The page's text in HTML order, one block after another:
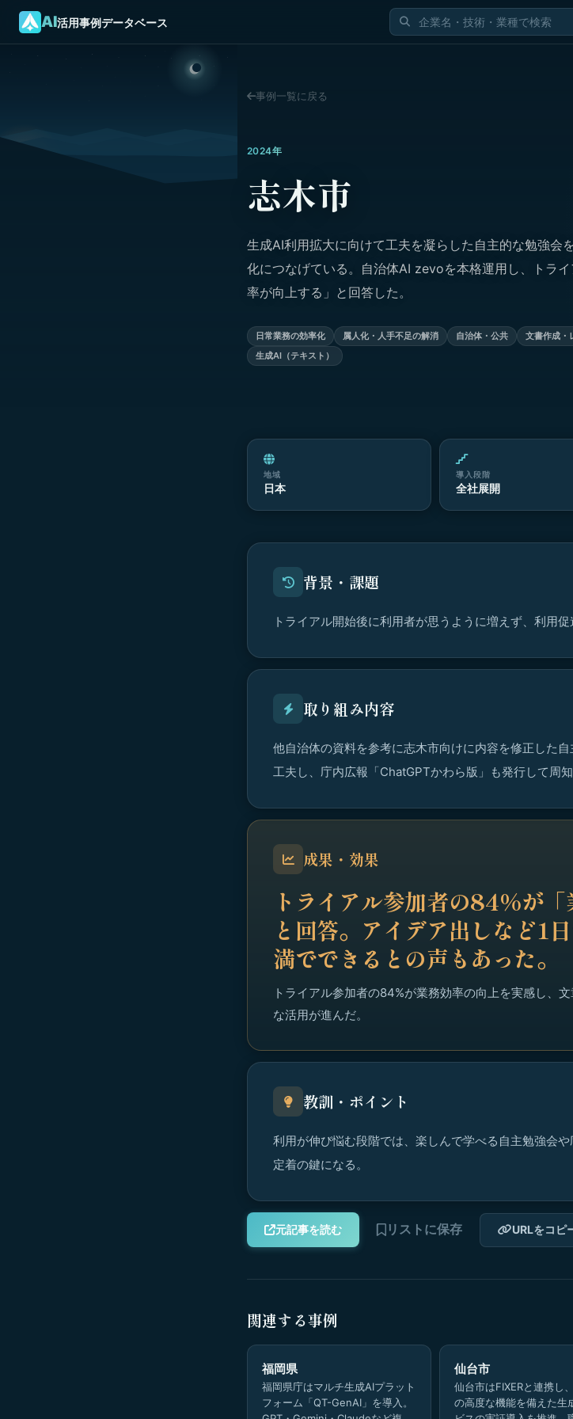
AI活用事例データベース
事例一覧に戻る
2024年
志木市
生成AI利用拡大に向けて工夫を凝らした自主的な勉強会
化につなげている。自治体AI zevoを本格運用し、トラ
率が向上する」と回答した。
日常業務の効率化 属人化・人手不足の解消 自治体・公共 文書作成・
生成AI（テキスト）
地域
日本
導入段階
全社展開
背景・課題
トライアル開始後に利用者が思うように増えず、利用促
取り組み内容
他自治体の資料を参考に志木市向けに内容を修正した
工夫し、庁内広報「ChatGPTかわら版」も発行して周知
成果・効果
トライアル参加者の84%が「
と回答。アイデア出しなど1
満でできるとの声もあった。
トライアル参加者の84%が業務効率の向上を実感し、
な活用が進んだ。
教訓・ポイント
利用が伸び悩む段階では、楽しんで学べる自主勉強会
定着の鍵になる。
元記事を読む リストに保存 URLをコピ
関連する事例
福岡県
福岡県庁はマルチ生成AIプラット
フォーム「QT-GenAI」を導入。
仙台市
仙台市はFIXERと連携し
の高度な機能を備えた生